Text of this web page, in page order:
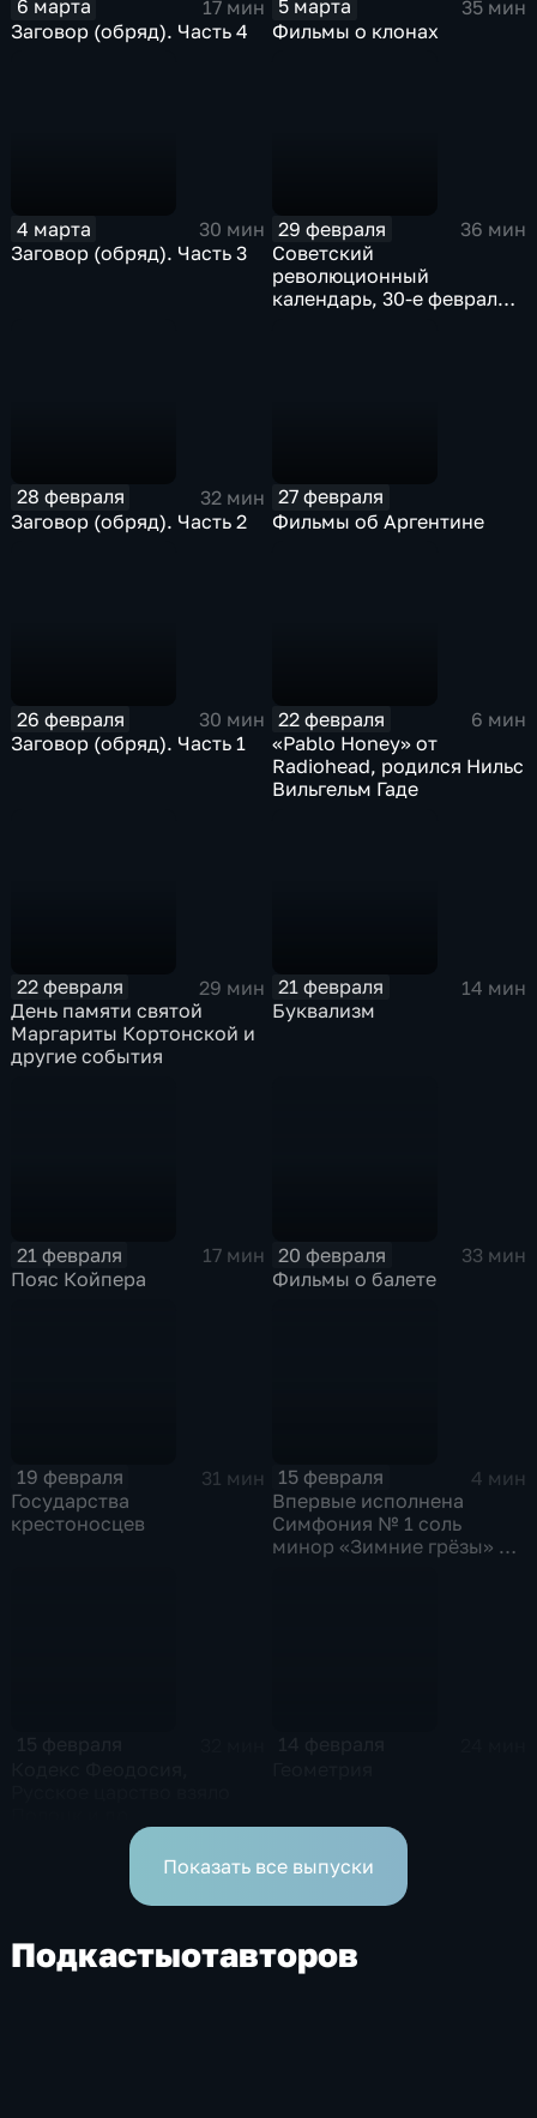
6 марта
17 мин
Заговор (обряд). Часть 4
5 марта
35 мин
Фильмы о клонах
4 марта
30 мин
Заговор (обряд). Часть 3
29 февраля
36 мин
Советский
революционный
календарь, 30-е февраля с
28 февраля
32 мин
Заговор (обряд). Часть 2
27 февраля
Фильмы об Аргентине
26 февраля
30 мин
Заговор (обряд). Часть 1
22 февраля
6 мин
«Pablo Honey» от
Radiohead, родился Нильс
Вильгельм Гаде
22 февраля
29 мин
День памяти святой
Маргариты Кортонской и
другие события
21 февраля
14 мин
Буквализм
21 февраля
17 мин
Пояс Койпера
20 февраля
33 мин
Фильмы о балете
19 февраля
31 мин
Государства
крестоносцев
15 февраля
4 мин
Впервые исполнена
Симфония № 1 соль
минор «Зимние грёзы» П.
Показать все выпуски
Подкастыотавторов